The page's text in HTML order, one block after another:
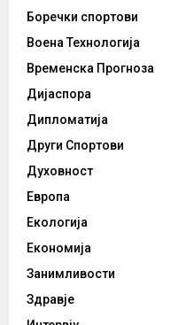
Боречки спортови
Воена Технологија
Временска Прогноза
Дијаспора
Дипломатија
Други Спортови
Духовност
Европа
Екологија
Економија
Занимливости
Здравје